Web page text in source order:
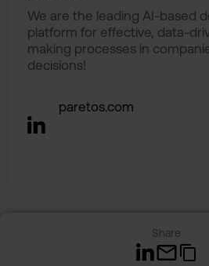
We are the leading AI-based
platform for effective, data-
making processes in
decisions!
paretos.com
Share